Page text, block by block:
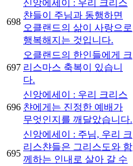
698
신앙에세이 : 우리 크리스
챤들이 주님과 동행하면
오클랜드의 삶이 사랑으로
행복해지는 것입니다.
697
오클랜드의 한인들에게 크
리스마스 축복이 있습니
다.
696
신앙에세이 : 우리 크리스
챤에게는 진정한 예배가
무엇인지를 깨달았습니다.
695
신앙에세이 : 주님, 우리 크
리스챤들은 그리스도와 함
께하는 인내로 살아 갈 수